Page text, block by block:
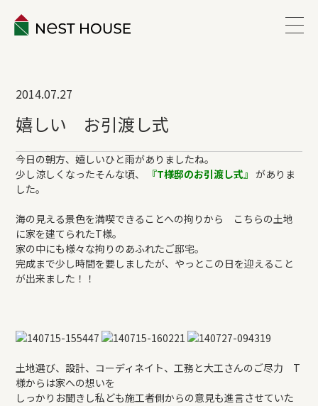
ABOUT
WORKS
VOICE
REFORM
BLOG
2014.07.27
嬉しい お引渡し式
今日の朝方、嬉しいひと雨がありましたね。
少し涼しくなったそんな頃、
『T様邸のお引渡し式』がありま
した。
海の見える景色を満喫できることへの拘りから こちらの土地
に家を建てられたT様。
家の中にも様々な拘りのあふれたご邸宅。
完成まで少し時間を要しましたが、やっとこの日を迎えること
が出来ました！！
土地選び、設計、コーディネイト、工務と大工さんのご尽力 T
様からは家への想いを
しっかりお聞きし私ども施工者側からの意見も進言させていた